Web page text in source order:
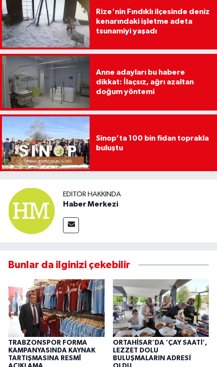
Rize'nin Fındıklı ilçesinde deniz
kenarındaki işletme adeta
tsunamiyi yaşadı
Anne adayları bu habere
dikkat: İlaçsız, ağrı azaltan
doğum yöntemi
Sinop’ta 100 bin fidan toprakla
buluştu
EDITÖR HAKKINDA
Haber Merkezi
Bunlar da ilginizi çekebilir
TRABZONSPOR FORMA
KAMPANYASINDA KAYNAK
TARTIŞMASINA RESMÎ
ORTAHİSAR’DA ‘ÇAY SAATİ’,
LEZZET DOLU
BULUŞMALARIN ADRESİ